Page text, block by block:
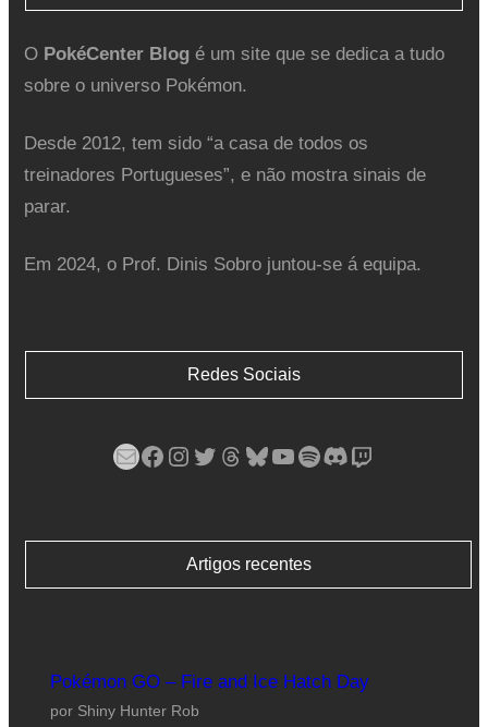
O PokéCenter Blogé um site que se dedica a tudo
sobre o universo Pokémon.
Desde 2012, tem sido “a casa de todos os
treinadores Portugueses”, e não mostra sinais de
parar.
Em 2024, o Prof. Dinis Sobro juntou-se á equipa.
Redes Sociais
Mail Facebook Instagram Twitter Threads Bluesky YouTube Spotify Discord Twitch
Artigos recentes
Pokémon GO – Fire and Ice Hatch Day
por Shiny Hunter Rob